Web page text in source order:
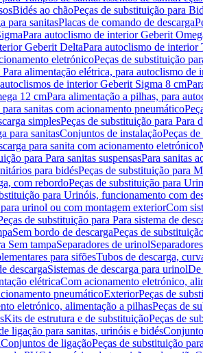
Bidés ao chãoPeças de substituição para
para sanitasPlacas de comando de descarga
Para autoclismo de interior Geberit
Geberit DeltaPara autoclismo de
eletrónicoPeças de substituição
Para alimentação elétrica, para autoclismo
de interior Geberit Sigma 8 cm
12 cmPara alimentação a pilhas, para
para sanitas com acionamento pneumático
simplesPeças de substituição para Para
para sanitasConjuntos de instalaçãoPeças
para sanita com acionamento eletrónico
para Para sanitas suspensasPara sanitas
para bidésPeças de substituição para
com rebordoPeças de substituição para
para Urinóis, funcionamento com
urinol ou com montagem exteriorCom
de substituição para Para sistema de
Sem bordo de descargaPeças de
Sem tampaSeparadores de urinol
para sifõesTubos de descarga,
descargaSistemas de descarga para urinolDe
elétricaCom acionamento eletrónico,
pneumáticoExteriorPeças de
eletrónico, alimentação a pilhasPeças de
Kits de estrutura e de substituiçãoPeças de
ligação para sanitas, urinóis e bidés
Conjuntos de ligaçãoPeças de substituição